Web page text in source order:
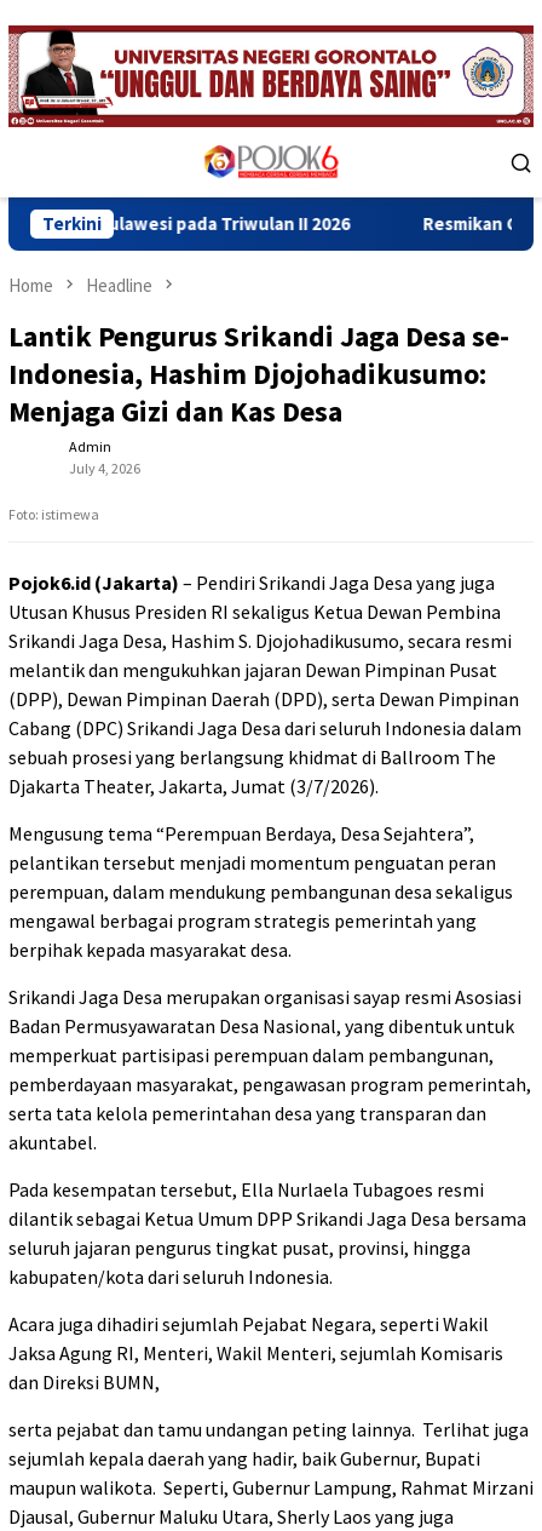
Skip
to
content
Menu
Terkini
pada Triwulan II 2026 Resmikan Gedung Baru
Home Headline
Lantik Pengurus Srikandi Jaga Desa se-
Indonesia, Hashim Djojohadikusumo:
Menjaga Gizi dan Kas Desa
Admin
July 4, 2026
Foto: istimewa
Pojok6.id (Jakarta) – Pendiri Srikandi Jaga Desa yang juga
Utusan Khusus Presiden RI sekaligus Ketua Dewan Pembina
Srikandi Jaga Desa, Hashim S. Djojohadikusumo, secara resmi
melantik dan mengukuhkan jajaran Dewan Pimpinan Pusat
(DPP), Dewan Pimpinan Daerah (DPD), serta Dewan Pimpinan
Cabang (DPC) Srikandi Jaga Desa dari seluruh Indonesia dalam
sebuah prosesi yang berlangsung khidmat di Ballroom The
Djakarta Theater, Jakarta, Jumat (3/7/2026).
Mengusung tema “Perempuan Berdaya, Desa Sejahtera”,
pelantikan tersebut menjadi momentum penguatan peran
perempuan, dalam mendukung pembangunan desa sekaligus
mengawal berbagai program strategis pemerintah yang
berpihak kepada masyarakat desa.
Srikandi Jaga Desa merupakan organisasi sayap resmi Asosiasi
Badan Permusyawaratan Desa Nasional, yang dibentuk untuk
memperkuat partisipasi perempuan dalam pembangunan,
pemberdayaan masyarakat, pengawasan program pemerintah,
serta tata kelola pemerintahan desa yang transparan dan
akuntabel.
Pada kesempatan tersebut, Ella Nurlaela Tubagoes resmi
dilantik sebagai Ketua Umum DPP Srikandi Jaga Desa bersama
seluruh jajaran pengurus tingkat pusat, provinsi, hingga
kabupaten/kota dari seluruh Indonesia.
Acara juga dihadiri sejumlah Pejabat Negara, seperti Wakil
Jaksa Agung RI, Menteri, Wakil Menteri, sejumlah Komisaris
dan Direksi BUMN,
serta pejabat dan tamu undangan peting lainnya. Terlihat juga
sejumlah kepala daerah yang hadir, baik Gubernur, Bupati
maupun walikota. Seperti, Gubernur Lampung, Rahmat Mirzani
Djausal, Gubernur Maluku Utara, Sherly Laos yang juga